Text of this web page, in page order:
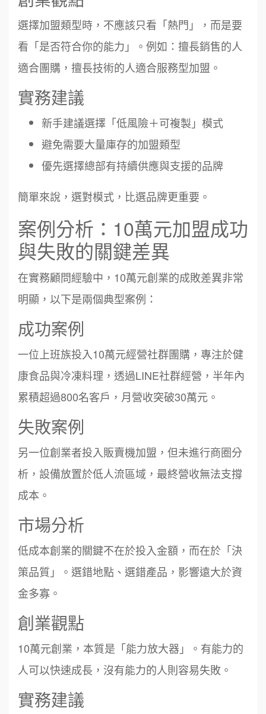
選擇加盟類型時，不應該只看「熱門」，而是要
看「是否符合你的能力」。例如：擅長銷售的人
適合團購，擅長技術的人適合服務型加盟。
實務建議
新手建議選擇「低風險＋可複製」模式
避免需要大量庫存的加盟類型
優先選擇總部有持續供應與支援的品牌
簡單來說，選對模式，比選品牌更重要。
案例分析：10萬元加盟成功
與失敗的關鍵差異
在實務顧問經驗中，10萬元創業的成敗差異非常
明顯，以下是兩個典型案例：
成功案例
一位上班族投入10萬元經營社群團購，專注於健
康食品與冷凍料理，透過LINE社群經營，半年內
累積超過800名客戶，月營收突破30萬元。
失敗案例
另一位創業者投入販賣機加盟，但未進行商圈分
析，設備放置於低人流區域，最終營收無法支撐
成本。
市場分析
低成本創業的關鍵不在於投入金額，而在於「決
策品質」。選錯地點、選錯產品，影響遠大於資
金多寡。
創業觀點
10萬元創業，本質是「能力放大器」。有能力的
人可以快速成長，沒有能力的人則容易失敗。
實務建議